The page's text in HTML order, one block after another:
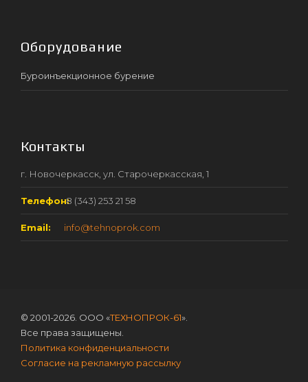
Оборудование
Буроинъекционное бурение
Контакты
г. Новочеркасск, ул. Старочеркасская, 1
Телефон:8 (343) 253 21 58
Email: info@tehnoprok.com
© 2001-2026. ООО «ТЕХНОПРОК-61».
Все права защищены.
Политика конфиденциальности
Согласие на рекламную рассылку